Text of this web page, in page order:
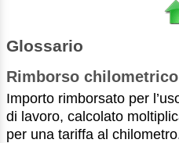
Glossario
Rimborso chilometrico
Importo rimborsato per
di lavoro, calcolato
per una tariffa al